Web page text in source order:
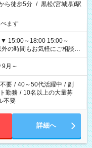
ら徒歩5分 / 黒松(宮城県)駅
ます
月～
要 / 40～50代活躍中 / 副
勤務 / 10名以上の大量募
不要
詳細へ